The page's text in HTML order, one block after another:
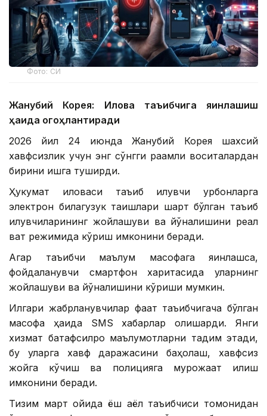
Фото: СИ
Жанубий Корея: Илова таъқибчига яқинлашиш
ҳақида огоҳлантиради
2026 йил 24 июнда Жанубий Корея шахсий
хавфсизлик учун энг сўнгги рақамли воситалардан
бирини ишга туширди.
Ҳукумат иловаси таъқиб қилувчи қурбонларга
электрон билагузук тақишлари шарт бўлган таъқиб
қилувчиларининг жойлашуви ва йўналишини реал
вақт режимида кўриш имконини беради.
Агар таъқибчи маълум масофага яқинлашса,
фойдаланувчи смартфон харитасида уларнинг
жойлашуви ва йўналишини кўриши мумкин.
Илгари жабрланувчилар фақат таъқибчигача бўлган
масофа ҳақида SМS хабарлар олишарди. Янги
хизмат батафсилроқ маълумотларни тақдим этади,
бу уларга хавф даражасини баҳолаш, хавфсиз
жойга кўчиш ва полицияга мурожаат қилиш
имконини беради.
Тизим март ойида ёш аёл таъқибчиси томонидан